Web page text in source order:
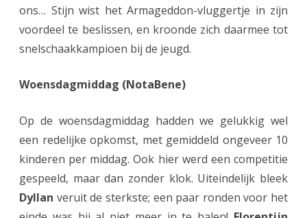
ons… Stijn wist het Armageddon-vluggertje in zijn
voordeel te beslissen, en kroonde zich daarmee tot
snelschaakkampioen bij de jeugd.
Woensdagmiddag (NotaBene)
Op de woensdagmiddag hadden we gelukkig wel
een redelijke opkomst, met gemiddeld ongeveer 10
kinderen per middag. Ook hier werd een competitie
gespeeld, maar dan zonder klok. Uiteindelijk bleek
Dyllan veruit de sterkste; een paar ronden voor het